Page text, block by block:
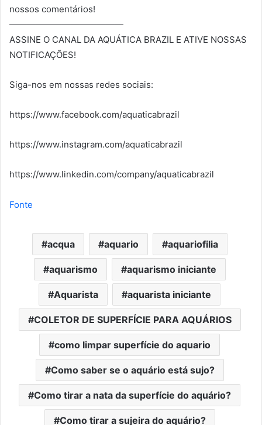
nossos comentários!
—————————————
ASSINE O CANAL DA AQUÁTICA BRAZIL E ATIVE NOSSAS
NOTIFICAÇÕES!
Siga-nos em nossas redes sociais:
https://www.facebook.com/aquaticabrazil
https://www.instagram.com/aquaticabrazil
https://www.linkedin.com/company/aquaticabrazil
Fonte
acqua aquario aquariofilia
aquarismo aquarismo iniciante
Aquarista aquarista iniciante
COLETOR DE SUPERFÍCIE PARA AQUÁRIOS
como limpar superfície do aquario
Como saber se o aquário está sujo?
Como tirar a nata da superfície do aquário?
Como tirar a sujeira do aquário?